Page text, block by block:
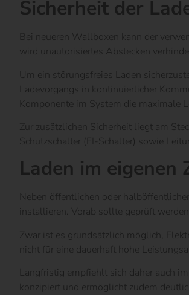
Sicherheit der
Bei neueren Wallboxen kann der
wird unautorisiertes Abstecken
Um ein störungsfreies Laden
Ladevorgangs in kontinuierlicher
Komponente im System die maximale
Zur zusätzlichen Sicherheit liegt am
Schutzschalter (FI-Schalter) sowie
Laden im eigenen
Neben öffentlichen oder
installieren. Vorab sollte geprüft
Zwar ist es grundsätzlich möglich,
nicht für eine dauerhaft hohe
Langfristig empfiehlt sich daher auch
konzipiert und ermöglicht zudem